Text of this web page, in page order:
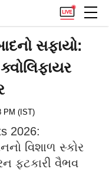
સફાયો:
PM (IST)
2026:
વિશાળ સ્કોર
ફટકારી વૈભવ